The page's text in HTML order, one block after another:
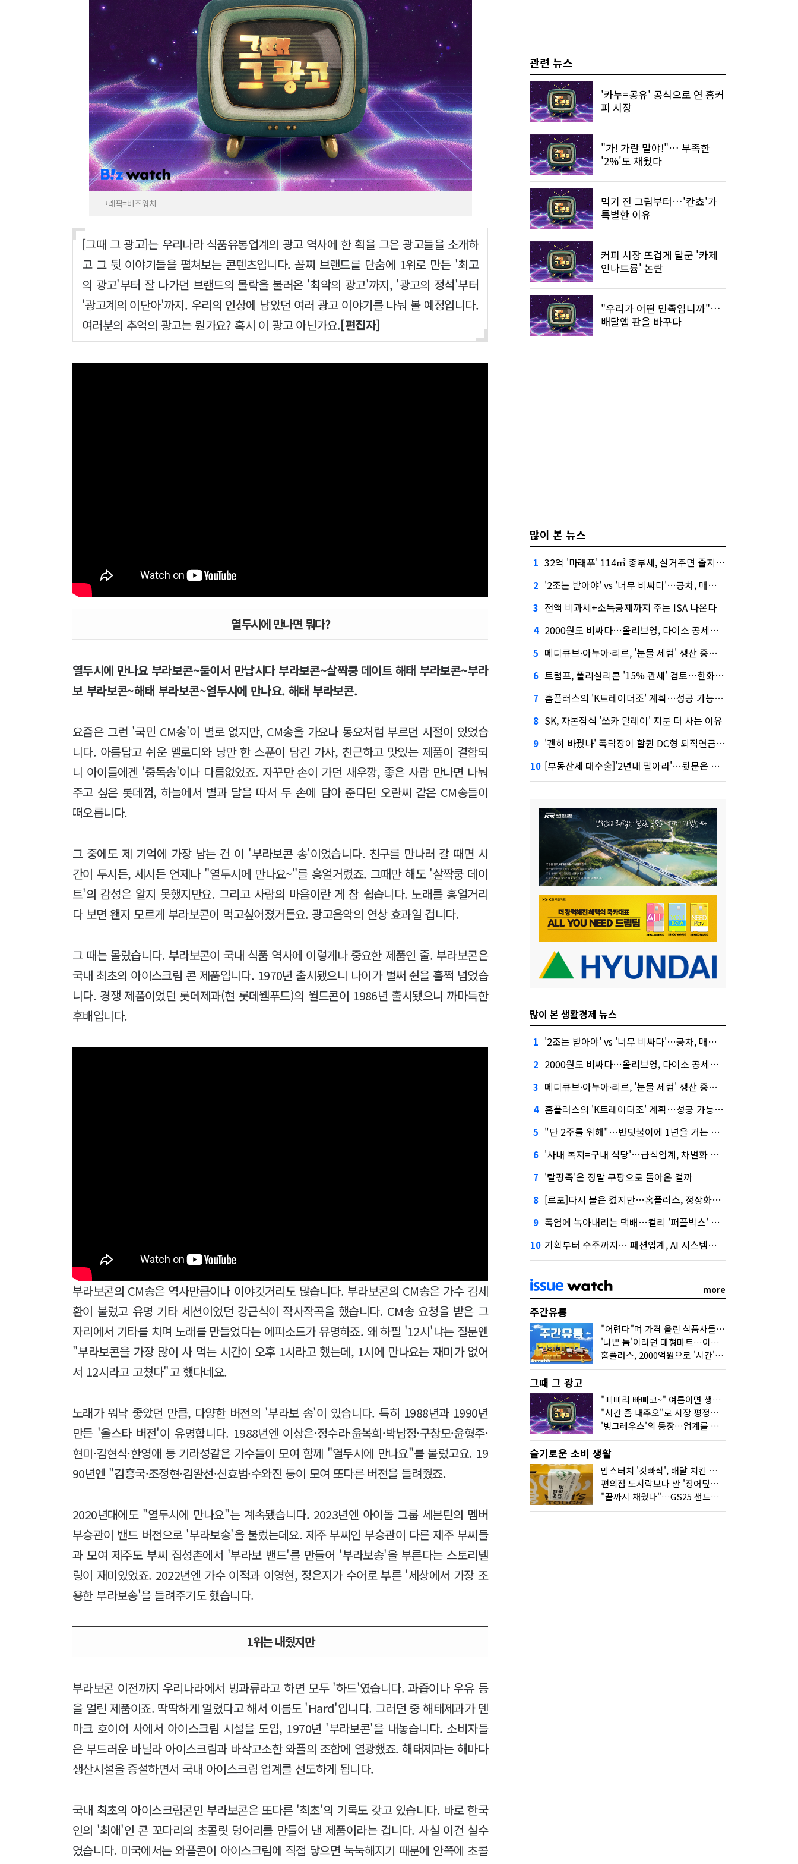
그래픽=비즈워치
[그때 그 광고]는 우리나라 식품유통업계의 광고 역사에 한 획을 그은 광고들을 소개하
고 그 뒷 이야기들을 펼쳐보는 콘텐츠입니다. 꼴찌 브랜드를 단숨에 1위로 만든 '최고
의 광고'부터 잘 나가던 브랜드의 몰락을 불러온 '최악의 광고'까지, '광고의 정석'부터
'광고계의 이단아'까지. 우리의 인상에 남았던 여러 광고 이야기를 나눠 볼 예정입니다.
여러분의 추억의 광고는 뭔가요? 혹시 이 광고 아닌가요.[편집자]
열두시에 만나면 뭐다?
열두시에 만나요 부라보콘~둘이서 만납시다 부라보콘~살짝쿵 데이트 해태 부라보콘~부라
보 부라보콘~해태 부라보콘~열두시에 만나요. 해태 부라보콘.
요즘은 그런 '국민 CM송'이 별로 없지만, CM송을 가요나 동요처럼 부르던 시절이 있었습
니다. 아름답고 쉬운 멜로디와 낭만 한 스푼이 담긴 가사, 친근하고 맛있는 제품이 결합되
니 아이들에겐 '중독송'이나 다름없었죠. 자꾸만 손이 가던 새우깡, 좋은 사람 만나면 나눠
주고 싶은 롯데껌, 하늘에서 별과 달을 따서 두 손에 담아 준다던 오란씨 같은 CM송들이
떠오릅니다.
그 중에도 제 기억에 가장 남는 건 이 '부라보콘 송'이었습니다. 친구를 만나러 갈 때면 시
간이 두시든, 세시든 언제나 "열두시에 만나요~"를 흥얼거렸죠. 그때만 해도 '살짝쿵 데이
트'의 감성은 알지 못했지만요. 그리고 사람의 마음이란 게 참 쉽습니다. 노래를 흥얼거리
다 보면 왠지 모르게 부라보콘이 먹고싶어졌거든요. 광고음악의 연상 효과일 겁니다.
그 때는 몰랐습니다. 부라보콘이 국내 식품 역사에 이렇게나 중요한 제품인 줄. 부라보콘은
국내 최초의 아이스크림 콘 제품입니다. 1970년 출시됐으니 나이가 벌써 쉰을 훌쩍 넘었습
니다. 경쟁 제품이었던 롯데제과(현 롯데웰푸드)의 월드콘이 1986년 출시됐으니 까마득한
후배입니다.
부라보콘의 CM송은 역사만큼이나 이야깃거리도 많습니다. 부라보콘의 CM송은 가수 김세
환이 불렀고 유명 기타 세션이었던 강근식이 작사작곡을 했습니다. CM송 요청을 받은 그
자리에서 기타를 치며 노래를 만들었다는 에피소드가 유명하죠. 왜 하필 '12시'냐는 질문엔
"부라보콘을 가장 많이 사 먹는 시간이 오후 1시라고 했는데, 1시에 만나요는 재미가 없어
서 12시라고 고쳤다"고 했다네요.
노래가 워낙 좋았던 만큼, 다양한 버전의 '부라보 송'이 있습니다. 특히 1988년과 1990년
만든 '올스타 버전'이 유명합니다. 1988년엔 이상은·정수라·윤복희·박남정·구창모·윤형주·
현미·김현식·한영애 등 기라성같은 가수들이 모여 함께 "열두시에 만나요"를 불렀고요. 19
90년엔 "김흥국·조정현·김완선·신효범·수와진 등이 모여 또다른 버전을 들려줬죠.
2020년대에도 "열두시에 만나요"는 계속됐습니다. 2023년엔 아이돌 그룹 세븐틴의 멤버
부승관이 밴드 버전으로 '부라보송'을 불렀는데요. 제주 부씨인 부승관이 다른 제주 부씨들
과 모여 제주도 부씨 집성촌에서 '부라보 밴드'를 만들어 '부라보송'을 부른다는 스토리텔
링이 재미있었죠. 2022년엔 가수 이적과 이영현, 정은지가 수어로 부른 '세상에서 가장 조
용한 부라보송'을 들려주기도 했습니다.
1위는 내줬지만
부라보콘 이전까지 우리나라에서 빙과류라고 하면 모두 '하드'였습니다. 과즙이나 우유 등
을 얼린 제품이죠. 딱딱하게 얼렸다고 해서 이름도 'Hard'입니다. 그러던 중 해태제과가 덴
마크 호이어 사에서 아이스크림 시설을 도입, 1970년 '부라보콘'을 내놓습니다. 소비자들
은 부드러운 바닐라 아이스크림과 바삭고소한 와플의 조합에 열광했죠. 해태제과는 해마다
생산시설을 증설하면서 국내 아이스크림 업계를 선도하게 됩니다.
국내 최초의 아이스크림콘인 부라보콘은 또다른 '최초'의 기록도 갖고 있습니다. 바로 한국
인의 '최애'인 콘 꼬다리의 초콜릿 덩어리를 만들어 낸 제품이라는 겁니다. 사실 이건 실수
였습니다. 미국에서는 와플콘이 아이스크림에 직접 닿으면 눅눅해지기 때문에 안쪽에 초콜
관련 뉴스
'카누=공유' 공식으로 연 홈커
피 시장
"가! 가란 말야!"… 부족한
'2%'도 채웠다
먹기 전 그림부터…'칸쵸'가
특별한 이유
커피 시장 뜨겁게 달군 '카제
인나트륨' 논란
"우리가 어떤 민족입니까"…
배달앱 판을 바꾸다
많이 본 뉴스
1 32억 '마래푸' 114㎡ 종부세, 실거주면 줄지만 안 살면 2.5배
2 '2조는 받아야' vs '너무 비싸다'…공차, 매각 성공할까
3 전액 비과세+소득공제까지 주는 ISA 나온다
4 2000원도 비싸다…올리브영, 다이소 공세에 '가성비'로 맞불
5 메디큐브·아누아·리르, '눈물 세럼' 생산 중단한다
6 트럼프, 폴리실리콘 '15% 관세' 검토…한화큐셀·OCI 영향은?
7 홈플러스의 'K트레이더조' 계획…성공 가능성은 '글쎄'
8 SK, 자본잠식 '쏘카 말레이' 지분 더 사는 이유
9 '괜히 바꿨나' 폭락장이 할퀸 DC형 퇴직연금…전문가 조언은
10 [부동산세 대수술]'2년내 팔아라'…뒷문은 열었다
많이 본 생활경제 뉴스
1 '2조는 받아야' vs '너무 비싸다'…공차, 매각 성공할까
2 2000원도 비싸다…올리브영, 다이소 공세에 '가성비'로 맞불
3 메디큐브·아누아·리르, '눈물 세럼' 생산 중단한다
4 홈플러스의 'K트레이더조' 계획…성공 가능성은 '글쎄'
5 "단 2주를 위해"…반딧불이에 1년을 거는 에버랜드 주키퍼
6 '사내 복지=구내 식당'…급식업계, 차별화 경쟁 본격화
7 '탈팡족'은 정말 쿠팡으로 돌아온 걸까
8 [르포]다시 불은 켰지만…홈플러스, 정상화까진 '까마득'
9 폭염에 녹아내리는 택배…컬리 '퍼플박스' 대안 될까
10 기획부터 수주까지… 패션업계, AI 시스템화 박차
more
주간유통
"어렵다"며 가격 올린 식품사들…진짜 어려운 거 맞아?
'나쁜 놈'이라던 대형마트…이젠 '불쌍한 놈' 됐다
홈플러스, 2000억원으로 '시간'을 샀다
그때 그 광고
"삐삐리 빠삐코~" 여름이면 생각나는 그 노래
"시간 좀 내주오"로 시장 평정한 하이마트
'빙그레우스'의 등장…업계를 흔든 '세계관' 마케팅
슬기로운 소비 생활
맘스터치 '갓빠삭', 배달 치킨 선입견을 바꿨다
편의점 도시락보다 싼 '장어덮밥'…오뚜기가 해냈다
"끝까지 채웠다"…GS25 샌드위치의 달라진 '속'사정